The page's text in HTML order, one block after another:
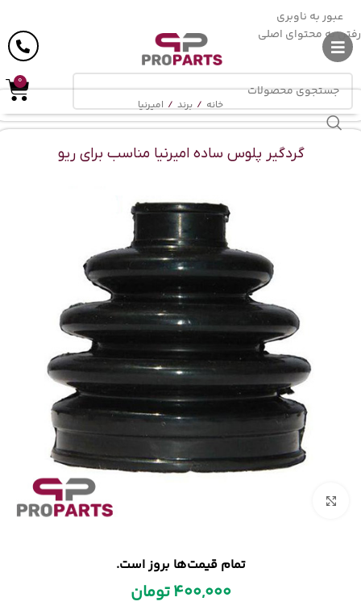
عبور به ناوبری
رفتن به محتوای اصلی
ارسال رایگان
0
خانه/برند/امیرنیا
گردگیر پلوس ساده امیرنیا مناسب برای ریو
تمام قیمت‌ها بروز است.
400,000تومان